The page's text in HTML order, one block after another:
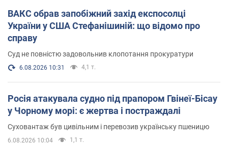
ВАКС обрав запобіжний захід експосолці
України у США Стефанішиній: що відомо про
справу
Суд не повністю задовольнив клопотання прокуратури
6.08.2026 10:31 4,1 т.
Росія атакувала судно під прапором Гвінеї-Бісау
у Чорному морі: є жертва і постраждалі
Суховантаж був цивільним і перевозив українську пшеницю
6.08.2026 10:04 1,1 т.